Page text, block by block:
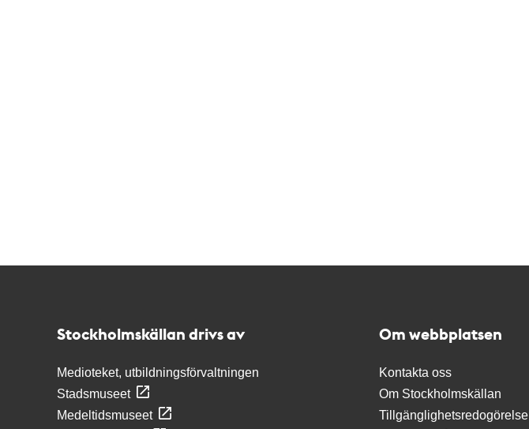
Stockholmskällan drivs av
Medioteket, utbildningsförvaltningen
Stadsmuseet
Medeltidsmuseet
Om webbplatsen
Kontakta oss
Om Stockholmskällan
Tillgänglighetsredogörelse